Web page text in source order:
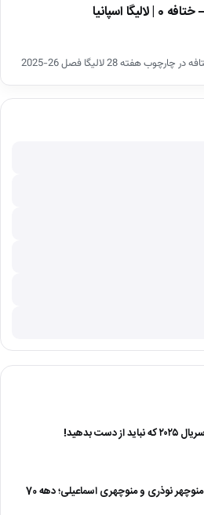
هفته 28 لالیگا فصل 26-2025
نوذری و منوچهری اسماعیلی؛ دهه 70